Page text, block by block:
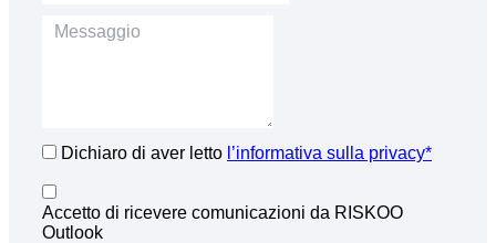
Dichiaro di aver letto l’informativa sulla privacy*
Accetto di ricevere comunicazioni da RISKOO
Outlook